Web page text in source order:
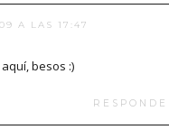
A LAS 17:47
besos :)